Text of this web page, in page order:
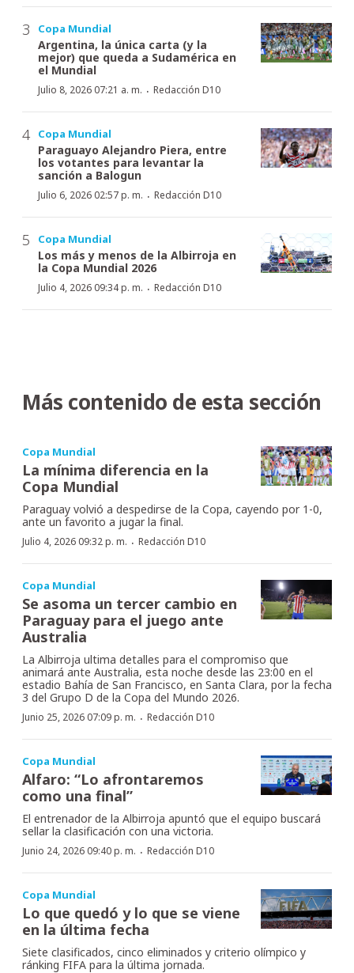
Copa Mundial
Argentina, la única carta (y la
mejor) que queda a Sudamérica en
el Mundial
Julio 8, 2026 07:21 a. m. · Redacción D10
Copa Mundial
Paraguayo Alejandro Piera, entre
los votantes para levantar la
sanción a Balogun
Julio 6, 2026 02:57 p. m. · Redacción D10
Copa Mundial
Los más y menos de la Albirroja en
la Copa Mundial 2026
Julio 4, 2026 09:34 p. m. · Redacción D10
Más contenido de esta sección
Copa Mundial
La mínima diferencia en la
Copa Mundial
Paraguay volvió a despedirse de la Copa, cayendo por 1-0,
ante un favorito a jugar la final.
Julio 4, 2026 09:32 p. m. · Redacción D10
Copa Mundial
Se asoma un tercer cambio en
Paraguay para el juego ante
Australia
La Albirroja ultima detalles para el compromiso que
animará ante Australia, esta noche desde las 23:00 en el
estadio Bahía de San Francisco, en Santa Clara, por la fecha
3 del Grupo D de la Copa del Mundo 2026.
Junio 25, 2026 07:09 p. m. · Redacción D10
Copa Mundial
Alfaro: “Lo afrontaremos
como una final”
El entrenador de la Albirroja apuntó que el equipo buscará
sellar la clasificación con una victoria.
Junio 24, 2026 09:40 p. m. · Redacción D10
Copa Mundial
Lo que quedó y lo que se viene
en la última fecha
Siete clasificados, cinco eliminados y criterio olímpico y
ránking FIFA para la última jornada.